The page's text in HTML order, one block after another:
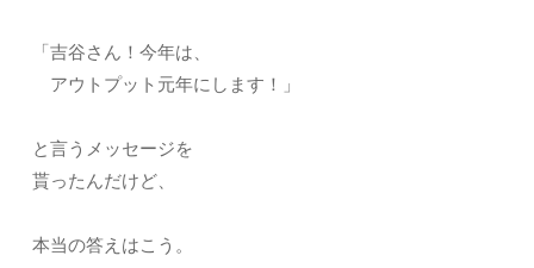
「吉谷さん！今年は、
アウトプット元年にします！」
と言うメッセージを
貰ったんだけど、
本当の答えはこう。